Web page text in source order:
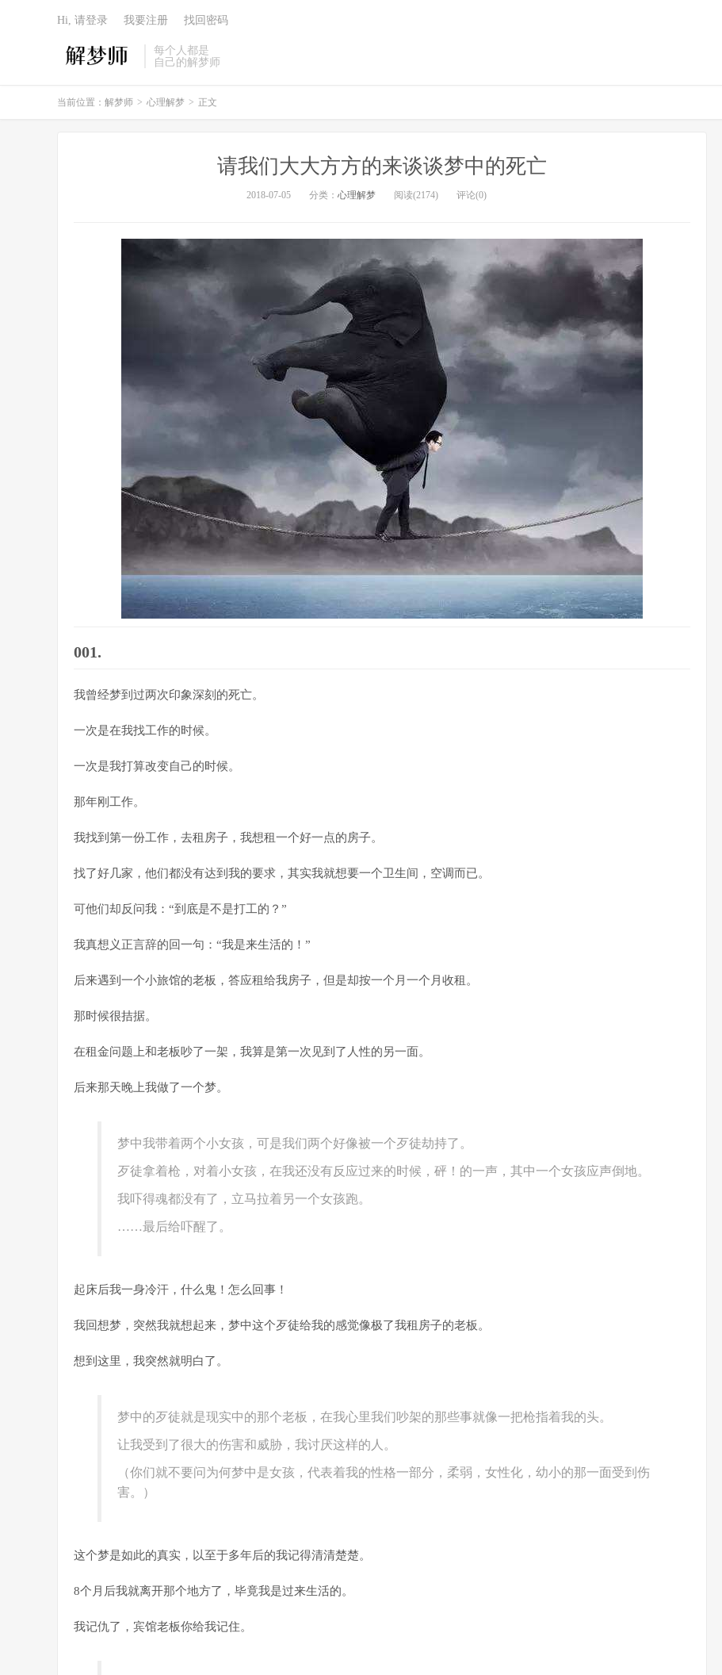
每个人都是
自己的解梦师
Hi, 请登录 我要注册 找回密码
当前位置： 解梦师 > 心理解梦 > 正文
请我们大大方方的来谈谈梦中的死亡
2018-07-05 分类： 心理解梦 阅读(2174) 评论(0)
001.
我曾经梦到过两次印象深刻的死亡。
一次是在我找工作的时候。
一次是我打算改变自己的时候。
那年刚工作。
我找到第一份工作，去租房子，我想租一个好一点的房子。
找了好几家，他们都没有达到我的要求，其实我就想要一个卫生间，空调而已。
可他们却反问我：“到底是不是打工的？”
我真想义正言辞的回一句：“我是来生活的！”
后来遇到一个小旅馆的老板，答应租给我房子，但是却按一个月一个月收租。
那时候很拮据。
在租金问题上和老板吵了一架，我算是第一次见到了人性的另一面。
后来那天晚上我做了一个梦。
梦中我带着两个小女孩，可是我们两个好像被一个歹徒劫持了。
歹徒拿着枪，对着小女孩，在我还没有反应过来的时候，砰！的一声，其中一个女孩应声倒地。
我吓得魂都没有了，立马拉着另一个女孩跑。
……最后给吓醒了。
起床后我一身冷汗，什么鬼！怎么回事！
我回想梦，突然我就想起来，梦中这个歹徒给我的感觉像极了我租房子的老板。
想到这里，我突然就明白了。
梦中的歹徒就是现实中的那个老板，在我心里我们吵架的那些事就像一把枪指着我的头。
让我受到了很大的伤害和威胁，我讨厌这样的人。
（你们就不要问为何梦中是女孩，代表着我的性格一部分，柔弱，女性化，幼小的那一面受到伤
害。）
这个梦是如此的真实，以至于多年后的我记得清清楚楚。
8个月后我就离开那个地方了，毕竟我是过来生活的。
我记仇了，宾馆老板你给我记住。